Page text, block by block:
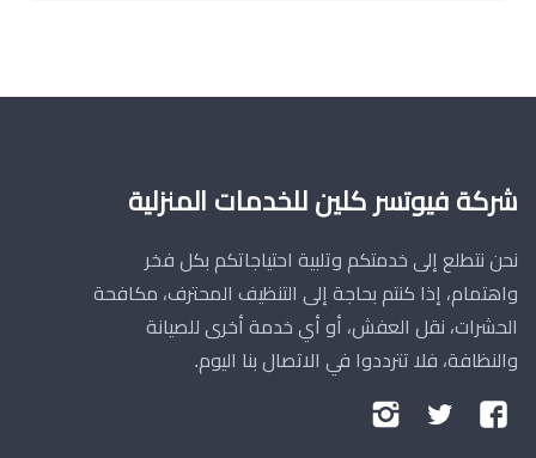
شركة فيوتسر كلين للخدمات المنزلية
نحن نتطلع إلى خدمتكم وتلبية احتياجاتكم بكل فخر
واهتمام، إذا كنتم بحاجة إلى التنظيف المحترف، مكافحة
الحشرات، نقل العفش، أو أي خدمة أخرى للصيانة
والنظافة، فلا تترددوا في الاتصال بنا اليوم.
تابعنا
تابعنا